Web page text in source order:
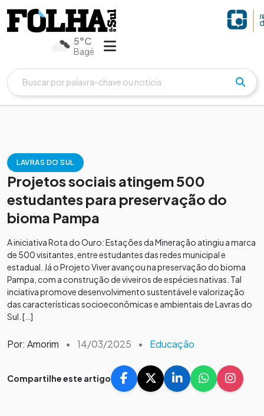
5°C
Bagé
LAVRAS DO SUL
Projetos sociais atingem 500
estudantes para preservação do
bioma Pampa
A iniciativa Rota do Ouro: Estações da Mineração atingiu a marca
de 500 visitantes, entre estudantes das redes municipal e
estadual. Já o Projeto Viver avançou na preservação do bioma
Pampa, com a construção de viveiros de espécies nativas. Tal
inciativa promove desenvolvimento sustentável e valorização
das características socioeconômicas e ambientais de Lavras do
Sul. […]
Por: Amorim • 14/03/2025 • Educação
Compartilhe este artigo